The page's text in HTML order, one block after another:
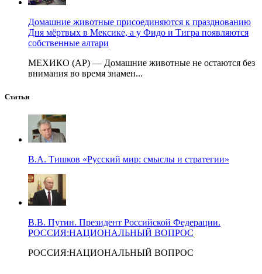
Домашние животные присоединяются к празднованию
Дня мёртвых в Мексике, а у Фидо и Тигра появляются
собственные алтари
МЕХИКО (AP) — Домашние животные не остаются без
внимания во время знамен...
Статьи
В.А. Тишков «Русский мир: смыслы и стратегии»
В.В. Путин. Президент Российской Федерации.
РОССИЯ:НАЦИОНАЛЬНЫЙ ВОПРОС
РОССИЯ:НАЦИОНАЛЬНЫЙ ВОПРОС